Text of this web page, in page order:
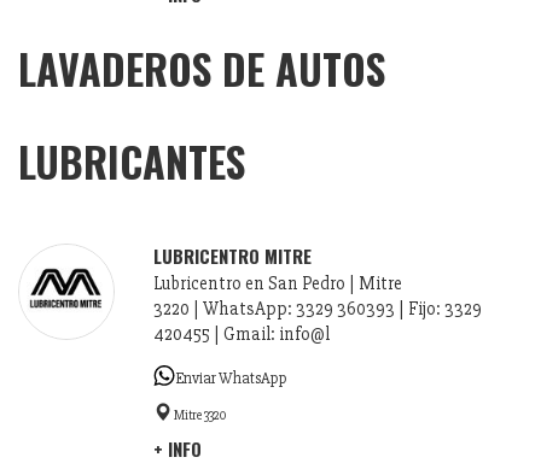
LAVADEROS DE AUTOS
LUBRICANTES
LUBRICENTRO MITRE
Lubricentro en San Pedro | Mitre
3220 | WhatsApp: 3329 360393 | Fijo: 3329
420455 | Gmail: info@l
Enviar WhatsApp
Mitre 3320
+ INFO